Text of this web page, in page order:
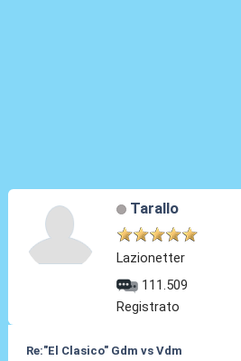
Tarallo
Lazionetter
111.509
Registrato
Re:"El Clasico" Gdm vs Vdm